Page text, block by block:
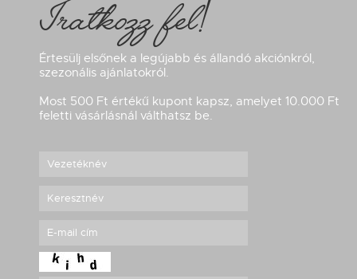
Iratkozz fel!
Értesülj elsőnek a legújabb és állandó akciónkról,
szezonális ajánlatokról.
Most 500 Ft értékű kupont kapsz, amelyet 10.000 Ft
feletti vásárlásnál válthatsz be.